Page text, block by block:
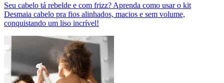
Seu cabelo tá rebelde e com frizz? Aprenda como usar o kit
Desmaia cabelo pra fios alinhados, macios e sem volume,
conquistando um liso incrível!